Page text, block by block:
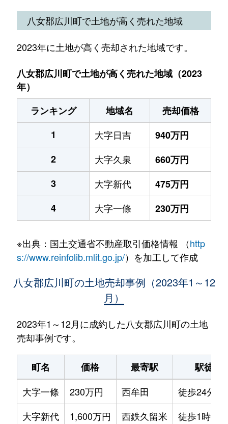
八女郡広川町で土地が高く売れた地域
2023年に土地が高く売却された地域です。
八女郡広川町で土地が高く売れた地域（2023
年）
ランキング
地域名
売却価格
1
大字日吉
940万円
2
大字久泉
660万円
3
大字新代
475万円
4
大字一條 230万円
※出典：国土交通省不動産取引価格情報 （http
s://www.reinfolib.mlit.go.jp/）を加工して作成
八女郡広川町の土地売却事例（2023年1～12
月）
2023年1～12月に成約した八女郡広川町の土地
売却事例です。
町名 価格 最寄駅
駅徒歩
大字一條
230万円 西牟田
徒歩24分
大字新代
1,600万円 西鉄久留米
徒歩1時間